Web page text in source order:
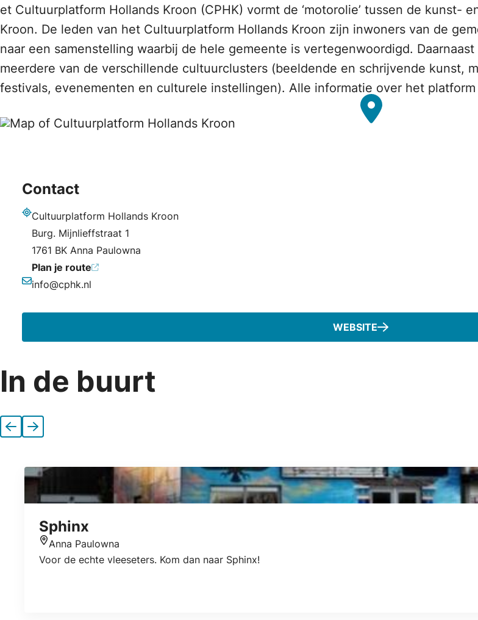
et Cultuurplatform Hollands Kroon (CPHK) vormt de ‘motorolie’ tussen de kunst-
Kroon. De leden van het Cultuurplatform Hollands Kroon zijn inwoners van de
naar een samenstelling waarbij de hele gemeente is vertegenwoordigd.
meerdere van de verschillende cultuurclusters (beeldende en schrijvende kunst,
festivals, evenementen en culturele instellingen). Alle informatie over het
Contact
Cultuurplatform Hollands Kroon
Burg. Mijnlieffstraat 1
1761 BK Anna Paulowna
Plan je route
E-mailadres
info@cphk.nl
WEBSITE
In de buurt
VorigeVolgende
Sphinx
Locatie
Anna Paulowna
Voor de echte vleeseters. Kom dan naar Sphinx!